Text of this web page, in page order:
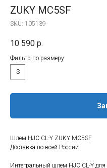
ZUKY MC5SF
SKU: 105139
10 590 р.
Фильтр по размеру
S
Шлем HJC CL-Y ZUKY MC5SF
Доставка по всей России.
Интегральный шлем HJC CL-Y